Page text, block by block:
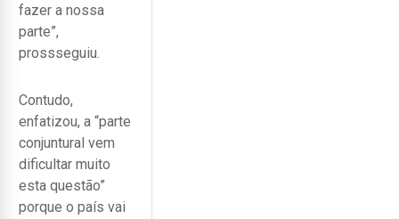
fazer a nossa
parte”,
prossseguiu.
Contudo,
enfatizou, a “parte
conjuntural vem
dificultar muito
esta questão”
porque o país vai